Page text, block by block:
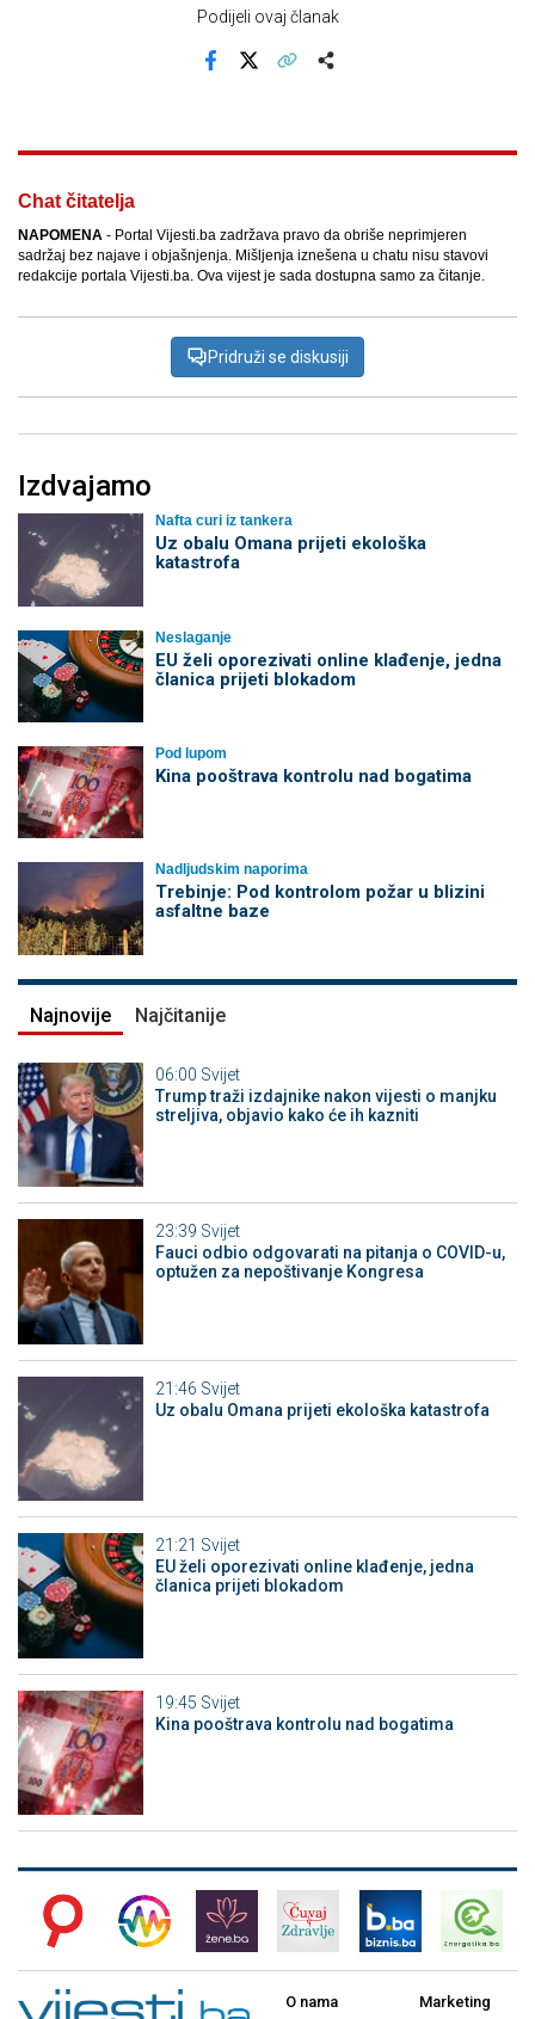
Podijeli ovaj članak
Chat čitatelja
NAPOMENA - Portal Vijesti.ba zadržava pravo da obriše neprimjeren
sadržaj bez najave i objašnjenja. Mišljenja iznešena u chatu nisu stavovi
redakcije portala Vijesti.ba. Ova vijest je sada dostupna samo za čitanje.
Pridruži se diskusiji
Izdvajamo
Nafta curi iz tankera
Uz obalu Omana prijeti ekološka
katastrofa
Neslaganje
EU želi oporezivati online klađenje, jedna
članica prijeti blokadom
Pod lupom
Kina pooštrava kontrolu nad bogatima
Nadljudskim naporima
Trebinje: Pod kontrolom požar u blizini
asfaltne baze
Najnovije Najčitanije
06:00 Svijet
Trump traži izdajnike nakon vijesti o manjku
streljiva, objavio kako će ih kazniti
23:39 Svijet
Fauci odbio odgovarati na pitanja o COVID-u,
optužen za nepoštivanje Kongresa
21:46 Svijet
Uz obalu Omana prijeti ekološka katastrofa
21:21 Svijet
EU želi oporezivati online klađenje, jedna
članica prijeti blokadom
19:45 Svijet
Kina pooštrava kontrolu nad bogatima
O nama Marketing